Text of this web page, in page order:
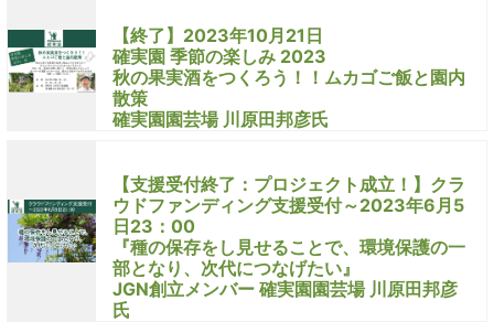
【終了】2023年10月21日
確実園 季節の楽しみ 2023
秋の果実酒をつくろう！！ムカゴご飯と園内
散策
確実園園芸場 川原田邦彦氏
【支援受付終了：プロジェクト成立！】クラ
ウドファンディング支援受付～2023年6月5
日23：00
『種の保存をし見せることで、環境保護の一
部となり、次代につなげたい』
JGN創立メンバー 確実園園芸場 川原田邦彦
氏